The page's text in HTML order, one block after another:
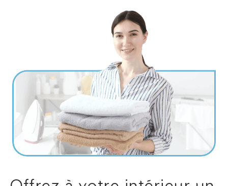
Jardinage
Petits travaux de bricolage
Autres services
Informations supplémentaires du besoin